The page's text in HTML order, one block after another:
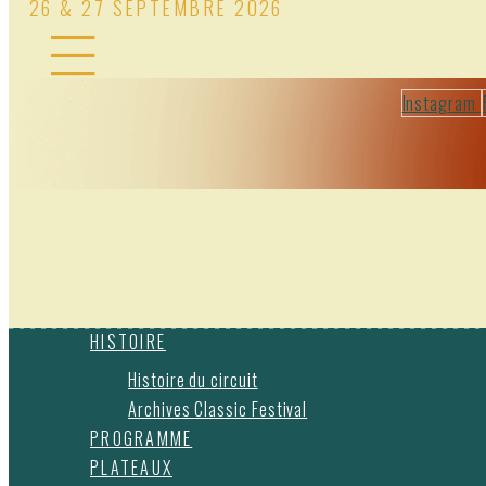
26 & 27 SEPTEMBRE 2026
Instagram
HISTOIRE
Histoire du circuit
Archives Classic Festival
PROGRAMME
PLATEAUX